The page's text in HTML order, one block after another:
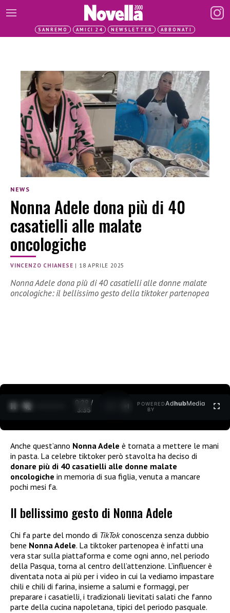
SANREMO AMICI 24 NEWSLETTER ABBONATI
NEWS
Nonna Adele dona più di 40
casatielli alle malate
oncologiche
VINCENZO CHIANESE | 18 APRILE 2025
Nonna Adele dona più di 40 casatielli alle donne malate
oncologiche: il bellissimo gesto della tiktoker partenopea
0:30 /
3:35
POWERED
BY
AdhubMedia
Anche quest’anno Nonna Adele è tornata a mettere le mani
in pasta. La celebre tiktoker però stavolta ha deciso di
donare più di 40 casatielli alle donne malate
oncologiche in memoria di sua figlia, venuta a mancare
pochi mesi fa.
Il bellissimo gesto di Nonna Adele
Chi fa parte del mondo di TikTokconoscenza senza dubbio
bene Nonna Adele. La tiktoker partenopea è infatti una
vera star sulla piattaforma e come ogni anno, nel periodo
della Pasqua, torna al centro dell’attenzione. L’influencer è
diventata nota ai più per i video in cui la vediamo impastare
chili e chili di farina, insieme a salumi e formaggi, per
preparare i casatielli, i tradizionali lievitati salati che fanno
parte della cucina napoletana, tipici del periodo pasquale.